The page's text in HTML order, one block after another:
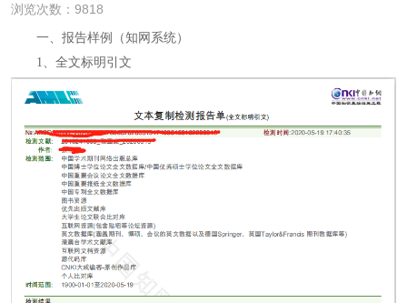
浏览次数：9818
一、报告样例（知网系统）
1、全文标明引文